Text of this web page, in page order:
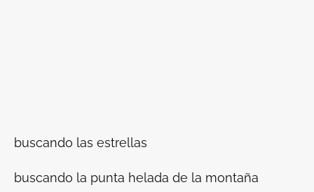
buscando las estrellas
buscando la punta helada de la montaña